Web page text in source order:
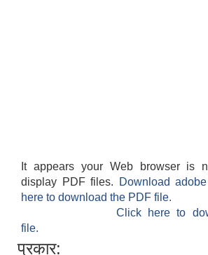
It appears your Web browser is
display PDF files.
Download
here to download the PDF file.
Click here to
file.
प्रकार: